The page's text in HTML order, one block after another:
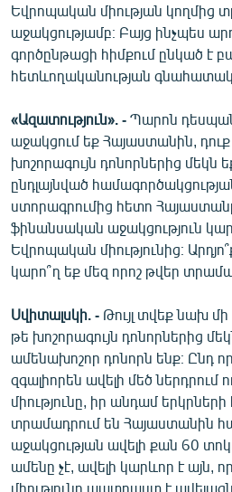
Եվրոպական միության կողմից
աջակցությամբ։ Բայց ինչպես
գործընթացի հիմքում ընկած է
հետևողականության
«Ազատություն». - Պարոն
աջակցում եք Հայաստանին,
խոշորագույն դոնորներից
ընդլայնված
ստորագրումից հետո
ֆինանսական աջակցություն
Եվրոպական միությունից։
կարո՞ղ եք մեզ որոշ թվեր
Սվիտալսկի. - Թույլ տվեք նախ մի
թե խոշորագույն դոնորներից
ամենախոշոր դոնորն ենք։ Ընդ
զգալիորեն ավելի մեծ ներդրում
միությունը, իր անդամ
տրամադրում են Հայաստանին
աջակցության ավելի քան 60
ամենը չէ, ավելի կարևոր է այն,
միությունը պատրաստ է